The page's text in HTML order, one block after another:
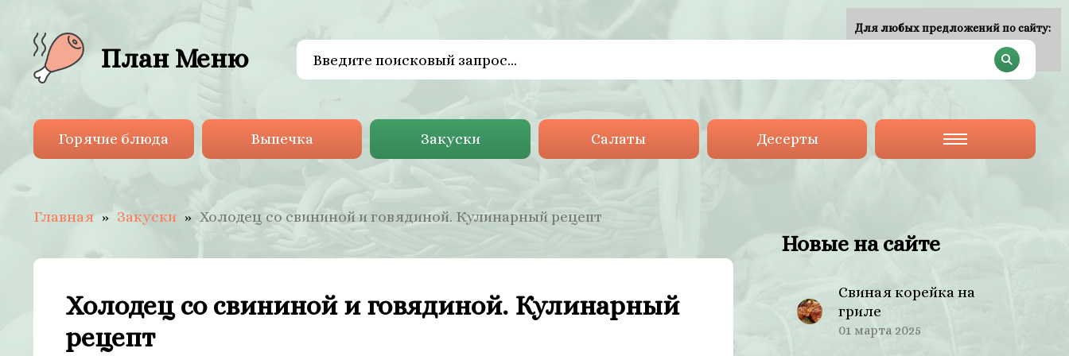
План Меню
Горячие блюда Выпечка Закуски Салаты Десерты
Главная Закуски Холодец со свининой и говядиной. Кулинарный рецепт
Холодец со свининой и говядиной. Кулинарный
рецепт
Новые на сайте
Свиная корейка на
гриле
01 марта 2025
Для любых предложений по сайту: